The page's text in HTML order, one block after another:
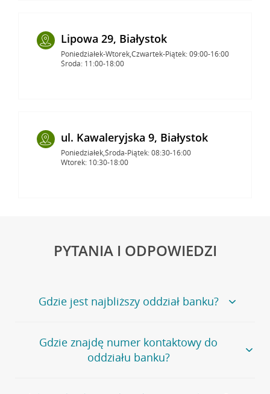
Lipowa 29, Białystok
Poniedziałek-Wtorek,Czwartek-Piątek: 09:00-16:00
Środa: 11:00-18:00
ul. Kawaleryjska 9, Białystok
Poniedziałek,Środa-Piątek: 08:30-16:00
Wtorek: 10:30-18:00
PYTANIA I ODPOWIEDZI
Gdzie jest najbliższy oddział banku?
Jeśli szukasz oddziału naszego banku, zapraszamy na
stronęPlacówki i bankomaty, na której znajduje się
wygodna wyszukiwarka.
oddziałów
Gdzie znajdę numer kontaktowy do
oddziału banku?